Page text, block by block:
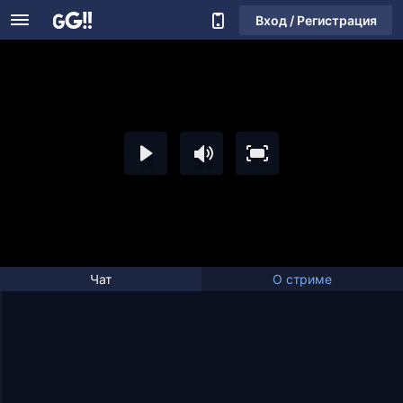
Вход / Регистрация
Чат О стриме